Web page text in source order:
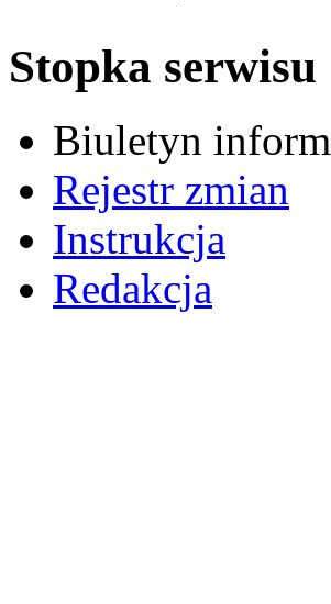
Stopka serwisu
Biuletyn
Rejestr zmian
Instrukcja
Redakcja